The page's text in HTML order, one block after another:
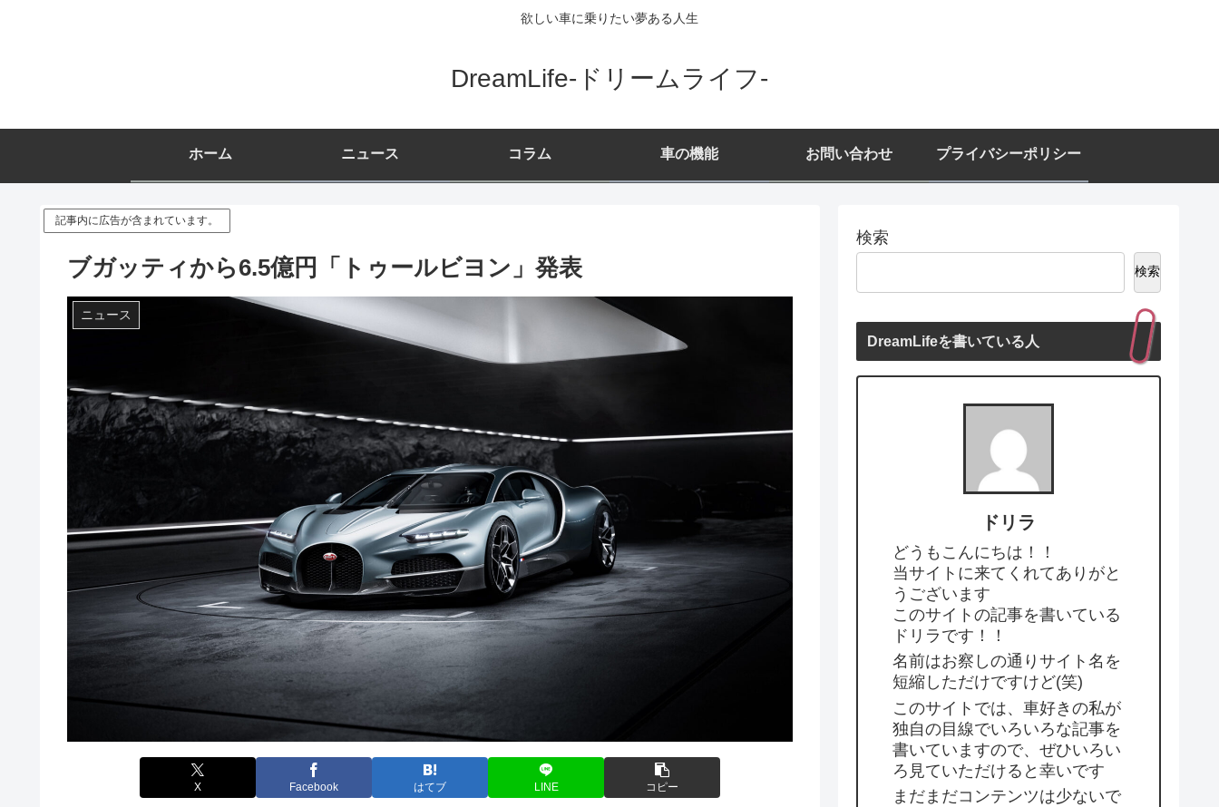
欲しい車に乗りたい夢ある人生
DreamLife-ドリームライフ-
ホーム ニュース コラム 車の機能 お問い合わせ プライバシーポリシー
記事内に広告が含まれています。
ブガッティから6.5億円「トゥールビヨン」発表
ニュース
X Facebook はてブ LINE コピー
検索
検索
DreamLifeを書いている人
ドリラ
どうもこんにちは！！
当サイトに来てくれてありがと
うございます
このサイトの記事を書いている
ドリラです！！
名前はお察しの通りサイト名を
短縮しただけですけど(笑)
このサイトでは、車好きの私が
独自の目線でいろいろな記事を
書いていますので、ぜひいろい
ろ見ていただけると幸いです
まだまだコンテンツは少ないで